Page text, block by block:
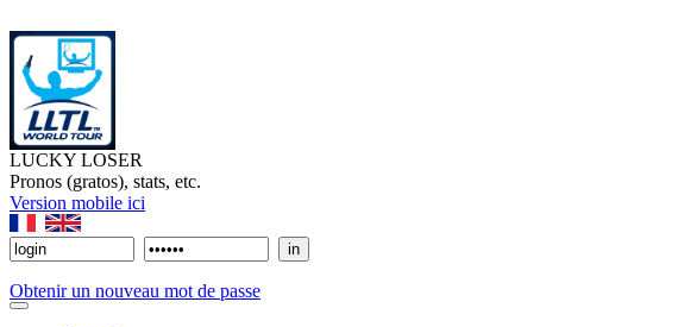
LUCKY LOSER
Pronos (gratos), stats, etc.
Version mobile ici
Obtenir un nouveau mot de passe